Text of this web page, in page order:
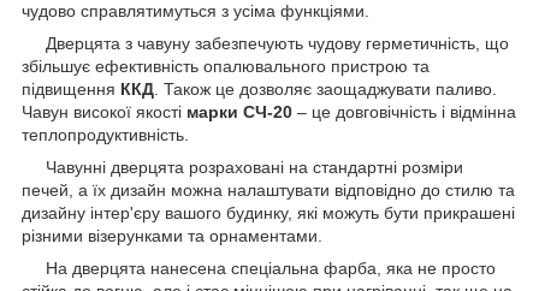
чудово справлятимуться з усіма функціями.
Дверцята з чавуну забезпечують чудову герметичність, що
збільшує ефективність опалювального пристрою та
підвищення ККД. Також це дозволяє заощаджувати паливо.
Чавун високої якості марки СЧ-20 – це довговічність і відмінна
теплопродуктивність.
Чавунні дверцята розраховані на стандартні розміри
печей, а їх дизайн можна налаштувати відповідно до стилю та
дизайну інтер'єру вашого будинку, які можуть бути прикрашені
різними візерунками та орнаментами.
На дверцята нанесена спеціальна фарба, яка не просто